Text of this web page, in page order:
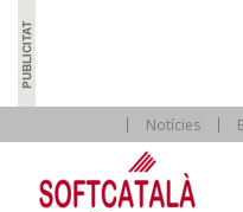
Notícies